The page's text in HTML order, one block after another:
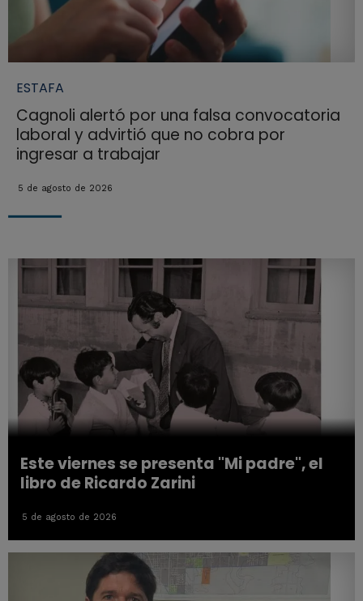
ESTAFA
Cagnoli alertó por una falsa convocatoria
laboral y advirtió que no cobra por
ingresar a trabajar
5 de agosto de 2026
Este viernes se presenta "Mi padre", el
libro de Ricardo Zarini
5 de agosto de 2026